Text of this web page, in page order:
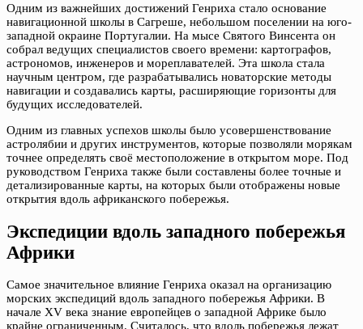
Одним из важнейших достижений Генриха стало основание
навигационной школы в Сагреше, небольшом поселении на юго-
западной окраине Португалии. На мысе Святого Винсента он
собрал ведущих специалистов своего времени: картографов,
астрономов, инженеров и мореплавателей. Эта школа стала
научным центром, где разрабатывались новаторские методы
навигации и создавались карты, расширяющие горизонты для
будущих исследователей.
Одним из главных успехов школы было усовершенствование
астролябии и других инструментов, которые позволяли морякам
точнее определять своё местоположение в открытом море. Под
руководством Генриха также были составлены более точные и
детализированные карты, на которых были отображены новые
открытия вдоль африканского побережья.
Экспедиции вдоль западного побережья
Африки
Самое значительное влияние Генриха оказал на организацию
морских экспедиций вдоль западного побережья Африки. В
начале XV века знание европейцев о западной Африке было
крайне ограниченным. Считалось, что вдоль побережья лежат